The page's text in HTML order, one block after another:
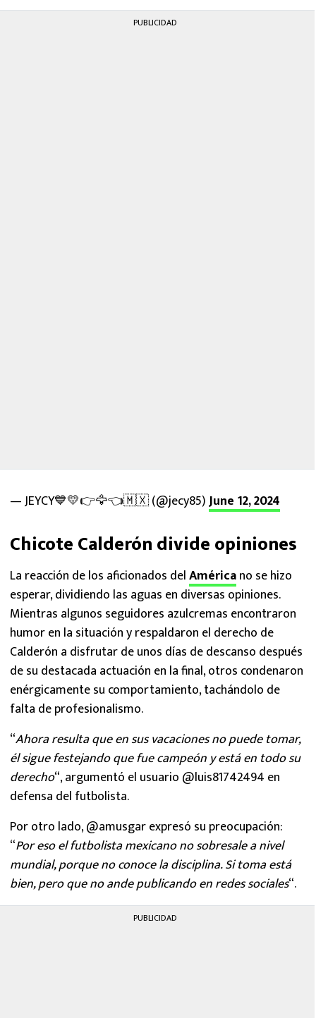
PUBLICIDAD
— JEYCY💙💛👉🦅👈🇲🇽 (@jecy85)June 12, 2024
Chicote Calderón divide opiniones
La reacción de los aficionados delAméricano se hizo
esperar, dividiendo las aguas en diversas opiniones.
Mientras algunos seguidores azulcremas encontraron
humor en la situación y respaldaron el derecho de
Calderón a disfrutar de unos días de descanso después
de su destacada actuación en la final, otros condenaron
enérgicamente su comportamiento, tachándolo de
falta de profesionalismo.
“Ahora resulta que en sus vacaciones no puede tomar,
él sigue festejando que fue campeón y está en todo su
derecho“, argumentó el usuario @luis81742494 en
defensa del futbolista.
Por otro lado, @amusgar expresó su preocupación:
“Por eso el futbolista mexicano no sobresale a nivel
mundial, porque no conoce la disciplina. Si toma está
bien, pero que no ande publicando en redes sociales“.
PUBLICIDAD